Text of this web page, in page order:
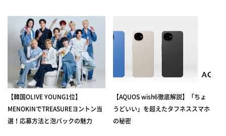
【韓国OLIVE YOUNG1位】
MENOKINでTREASUREヨントン当
選！応募方法と泡パックの魅力
【AQUOS wish6徹底解説】「ちょ
うどいい」を超えたタフネススマホ
の秘密